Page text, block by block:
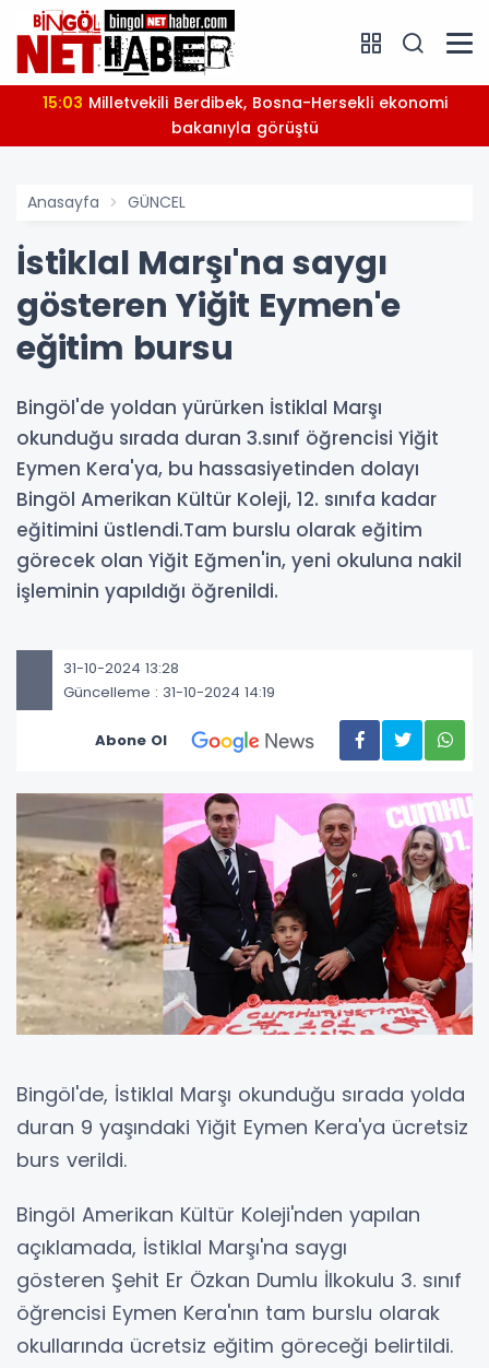
15:03
bakanıyla görüştü
Anasayfa GÜNCEL
İstiklal Marşı'na saygı
gösteren Yiğit Eymen'e
eğitim bursu
Bingöl'de yoldan yürürken İstiklal Marşı
okunduğu sırada duran 3.sınıf öğrencisi Yiğit
Eymen Kera'ya, bu hassasiyetinden dolayı
Bingöl Amerikan Kültür Koleji, 12. sınıfa kadar
eğitimini üstlendi.Tam burslu olarak eğitim
görecek olan Yiğit Eğmen'in, yeni okuluna nakil
işleminin yapıldığı öğrenildi.
31-10-2024 13:28
Güncelleme : 31-10-2024 14:19
Abone Ol
Bingöl'de, İstiklal Marşı okunduğu sırada yolda
duran 9 yaşındaki Yiğit Eymen Kera'ya ücretsiz
burs verildi.
Bingöl Amerikan Kültür Koleji'nden yapılan
açıklamada, İstiklal Marşı'na saygı
gösteren Şehit Er Özkan Dumlu İlkokulu 3. sınıf
öğrencisi Eymen Kera'nın tam burslu olarak
okullarında ücretsiz eğitim göreceği belirtildi.